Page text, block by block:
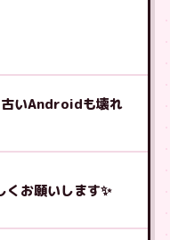
古いAndroidも壊れ
お願いします✨